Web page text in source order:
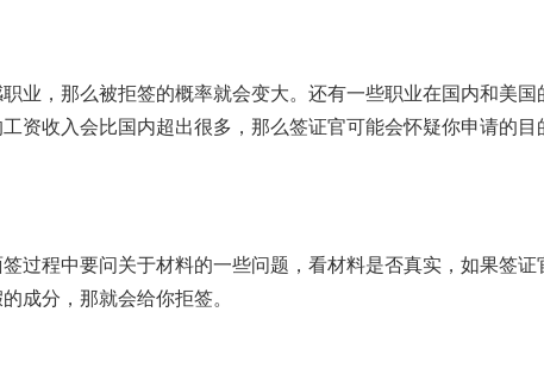
业，那么被拒签的概率就会变大。还有一些职业在国内和美国
资收入会比国内超出很多，那么签证官可能会怀疑你申请的目
过程中要问关于材料的一些问题，看材料是否真实，如果签证
成分，那就会给你拒签。